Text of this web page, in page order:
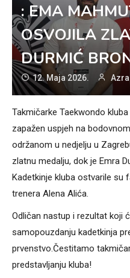
: EMA
OSVOJILA
DURMIĆ
12. Maja 2026.
Takmičarke Taekwondo
zapažen uspjeh na
održanom u nedjelju u
zlatnu medalju, dok je Emra
Kadetkinje kluba ostvarile su
trenera Alena Alića.
Odličan nastup i rezultat koji
samopouzdanju kadetkinja
prvenstvo.Čestitamo
predstavljanju kluba!